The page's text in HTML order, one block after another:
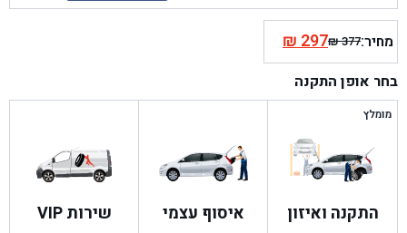
מחיר: ₪377
המחיר
המקורי
היה:
₪297המחיר
הנוכחי
הוא:
בחר אופן התקנה
מומלץ
התקנה ואיזון איסוף עצמי שירות VIP